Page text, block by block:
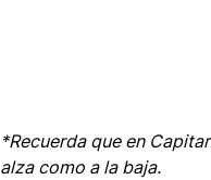
*Recuerda que en
alza como a la baja.